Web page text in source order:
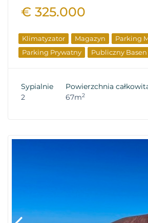
€ 325.000
Klimatyzator Magazyn
Parking
Parking Prywatny
Publiczny Basen
Sypialnie
2
Powierzchnia
67m2